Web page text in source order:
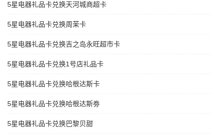
5星电器礼品卡兑换天河城商超卡
5星电器礼品卡兑换周茉卡
5星电器礼品卡兑换吉之岛永旺超市卡
5星电器礼品卡兑换1号店礼品卡
5星电器礼品卡兑换哈根达斯卡
5星电器礼品卡兑换哈根达斯劵
5星电器礼品卡兑换巴黎贝甜